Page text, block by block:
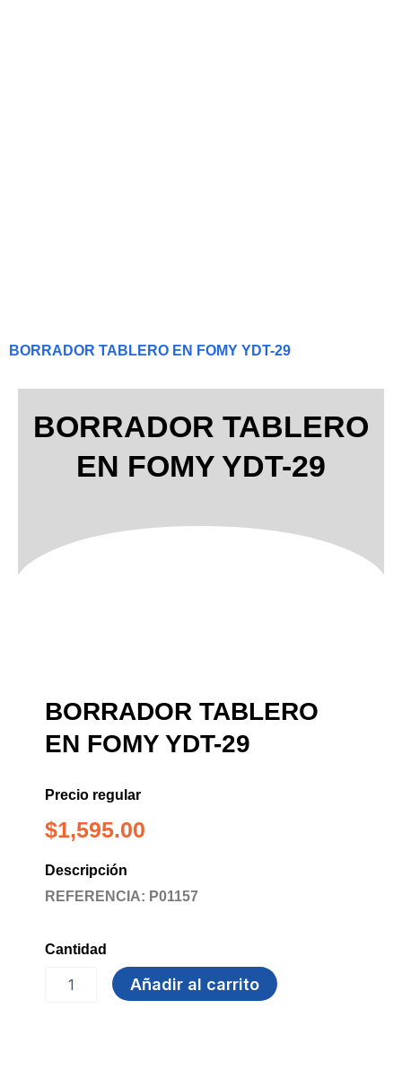
BORRADOR TABLERO EN FOMY YDT-29
BORRADOR TABLERO
EN FOMY YDT-29
BORRADOR TABLERO
EN FOMY YDT-29
Precio regular
$1,595.00
Descripción
REFERENCIA: P01157
Cantidad
TABLERO
Añadir al carrito